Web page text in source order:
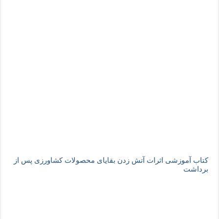
کتاب آموزشی اثرات آتش زدن بقایای محصولات کشاورزی پس از
برداشت